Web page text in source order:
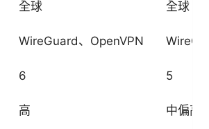
全球 全球
WireGuard、OpenVPN
6 5
高 中偏高